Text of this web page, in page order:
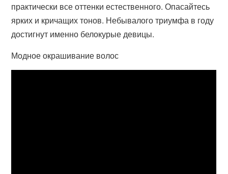
практически все оттенки естественного. Опасайтесь
ярких и кричащих тонов. Небывалого триумфа в году
достигнут именно белокурые девицы.
Модное окрашивание волос